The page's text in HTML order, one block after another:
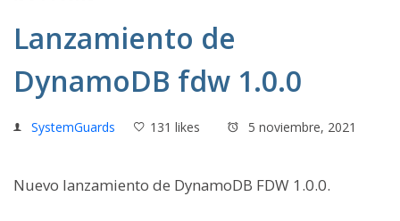
Lanzamiento de
DynamoDB fdw 1.0.0
SystemGuards 131 likes 5 noviembre, 2021
Nuevo lanzamiento de DynamoDB FDW 1.0.0.